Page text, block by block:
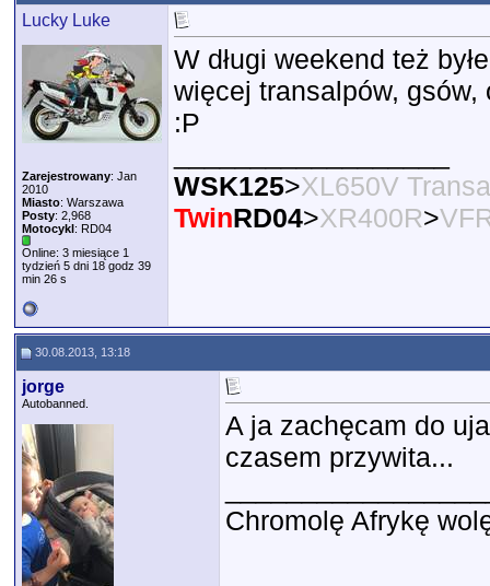
Lucky Luke
Zarejestrowany: Jan
2010
Miasto: Warszawa
Posty: 2,968
Motocykl: RD04
Online: 3 miesiące 1
tydzień 5 dni 18 godz 39
min 26 s
W długi weekend też
więcej transalpów,
:P
WSK125>XL650V
TwinRD04>XR400R>
30.08.2013, 13:18
jorge
Autobanned.
A ja zachęcam do
czasem przywita...
Chromolę Afrykę